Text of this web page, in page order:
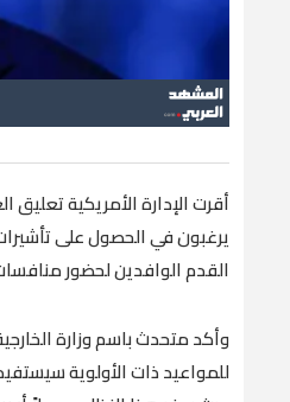
يرغبون في الحصول على
القدم الوافدين لحضور
وأكد متحدث باسم وزارة
للمواعيد ذات الأولوية